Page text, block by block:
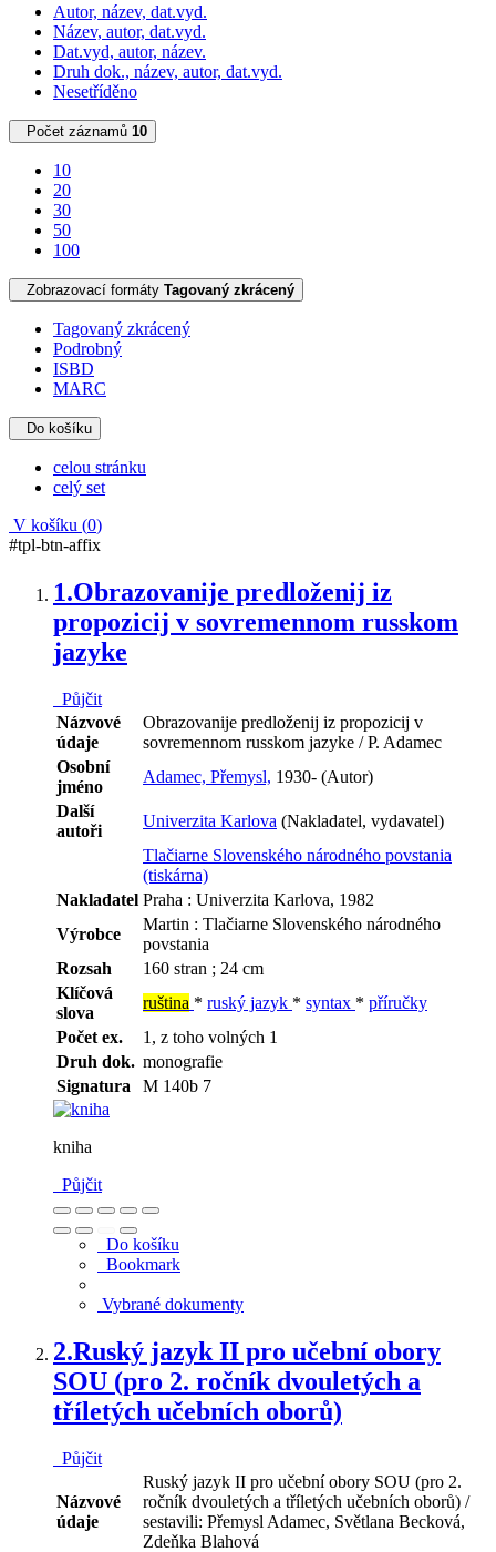
Autor, název, dat.vyd.
Název, autor, dat.vyd.
Dat.vyd, autor, název.
Druh dok., název, autor, dat.vyd.
Nesetříděno
Počet záznamů 10
10
20
30
50
100
Zobrazovací formáty Tagovaný zkrácený
Tagovaný zkrácený
Podrobný
ISBD
MARC
Do košíku
celou stránku
celý set
V košíku (0)
#tpl-btn-affix
1.Obrazovanije predloženij iz
propozicij v sovremennom russkom
jazyke
Půjčit
Názvové
údaje
Obrazovanije predloženij iz propozicij v
sovremennom russkom jazyke / P. Adamec
Osobní
jméno
Adamec, Přemysl, 1930- (Autor)
Další
autoři
Univerzita Karlova (Nakladatel, vydavatel)
Tlačiarne Slovenského národného povstania
(tiskárna)
Nakladatel Praha : Univerzita Karlova, 1982
Výrobce
Martin : Tlačiarne Slovenského národného
povstania
Rozsah
160 stran ; 24 cm
Klíčová
slova
ruština * ruský jazyk * syntax * příručky
Počet ex.
1, z toho volných 1
Druh dok. monografie
Signatura
M 140b 7
kniha
Půjčit
Do košíku
Bookmark
Vybrané dokumenty
2.Ruský jazyk II pro učební obory
SOU (pro 2. ročník dvouletých a
tříletých učebních oborů)
Půjčit
Názvové
údaje
Ruský jazyk II pro učební obory SOU (pro 2.
ročník dvouletých a tříletých učebních oborů) /
sestavili: Přemysl Adamec, Světlana Becková,
Zdeňka Blahová